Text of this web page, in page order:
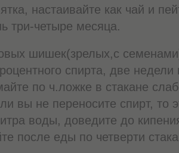
настаивайте как чай и
три-четыре месяца.
шишек(зрелых,с
спирта, две
по ч.ложке в стакане
вы не переносите спирт, то
воды, доведите до
после еды по четверти